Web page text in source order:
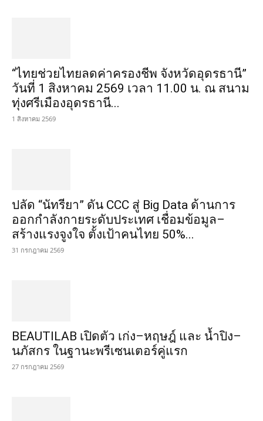
“ไทยช่วยไทยลดค่าครองชีพ จังหวัดอุดรธานี”
วันที่ 1 สิงหาคม 2569 เวลา 11.00 น. ณ สนาม
ทุ่งศรีเมืองอุดรธานี...
1 สิงหาคม 2569
ปลัด “นัทรียา” ดัน CCC สู่ Big Data ด้านการ
ออกกำลังกายระดับประเทศ เชื่อมข้อมูล–
สร้างแรงจูงใจ ตั้งเป้าคนไทย 50%...
31 กรกฎาคม 2569
BEAUTILAB เปิดตัว เก่ง–หฤษฎ์ และ น้ำปิง–
นภัสกร ในฐานะพรีเซนเตอร์คู่แรก
27 กรกฎาคม 2569